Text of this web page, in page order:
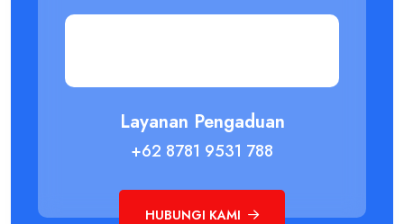
Layanan Pengaduan
+62 8781 9531 788
HUBUNGI KAMI